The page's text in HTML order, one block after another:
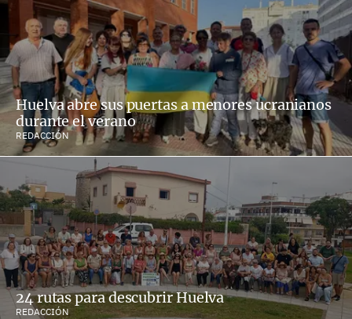
Huelva abre sus puertas a menores ucranianos
durante el verano
REDACCIÓN
24 rutas para descubrir Huelva
REDACCIÓN